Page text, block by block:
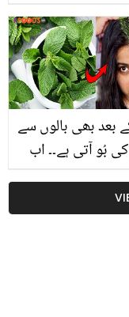
چند دلچسپ
بعد بھی بالوں سے
بُو آتی ہے۔۔ اب
گا گرمی میں
مسئلے کو حل